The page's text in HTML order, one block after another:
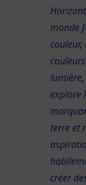
monde
lumière,
explore
terre et
créer